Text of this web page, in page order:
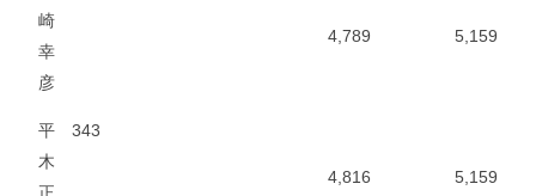
崎
幸
彦
4,789 5,159
平
木
正
343
4,816 5,159